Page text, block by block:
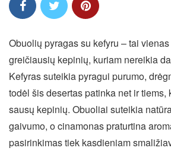
Obuolių pyragas su kefyru – tai
greičiausių kepinių, kuriam nereikia
Kefyras suteikia pyragui purumo,
todėl šis desertas patinka net ir tiems,
sausų kepinių. Obuoliai suteikia
gaivumo, o cinamonas praturtina
pasirinkimas tiek kasdieniam